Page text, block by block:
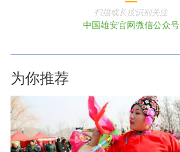
扫描或长按识别关注
中国雄安官网微信公众号
为你推荐